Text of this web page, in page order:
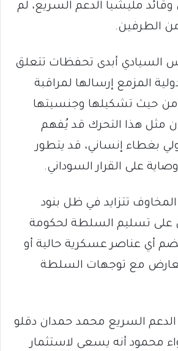
وقائد مليشيا الدعم السريع، لم
الطرفين.
السيادي أبدى تحفظات تتعلق
المزمع إرسالها لمراقبة
من حيث تشكيلها وجنسيتها
مثل هذا التحرك قد يُفهم
بغطاء إنساني، قد يتطور
على القرار السوداني.
تتزايد في ظل بنود
على تسليم السلطة لحكومة
أي عناصر عسكرية حالية أو
مع توجهات السلطة
السريع محمد حمدان دقلو
محمود أنه يسعى لاستثمار